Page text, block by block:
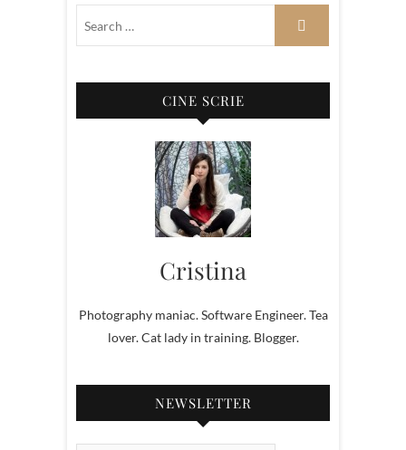
CINE SCRIE
Cristina
Photography maniac. Software Engineer. Tea
lover. Cat lady in training. Blogger.
NEWSLETTER